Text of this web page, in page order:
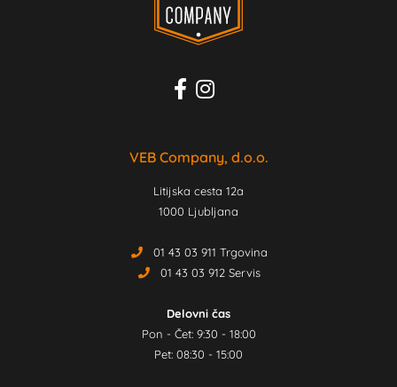
VEB Company, d.o.o.
Litijska cesta 12a
1000 Ljubljana
01 43 03 911 Trgovina
01 43 03 912 Servis
Delovni čas
Pon - Čet: 9:30 - 18:00
Pet: 08:30 - 15:00